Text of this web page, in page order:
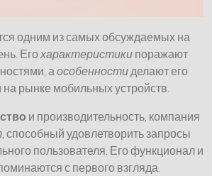
одним из самых обсуждаемых на
Егохарактеристики поражают
аособенностиделают его
рынке мобильных устройств.
и производительность, компания
, способный удовлетворить запросы
пользователя. Его функционал и
с первого взгляда.